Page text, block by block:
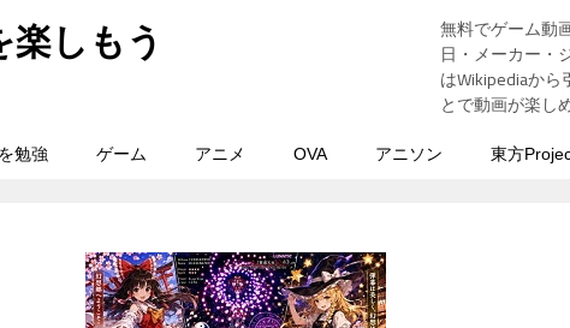
楽しもう
無料でゲーム動
日・メーカー・
はWikipediaか
とで動画が楽し
勉強 ゲーム アニメ OVA アニソン 東方